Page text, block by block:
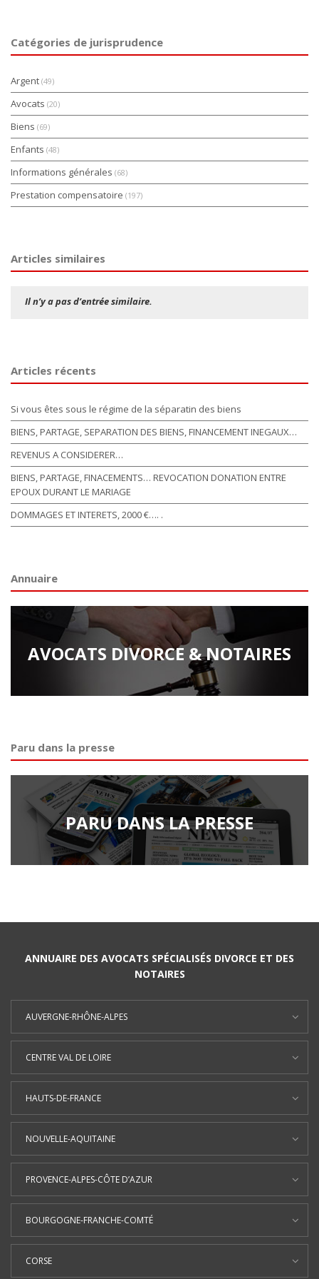
Catégories de jurisprudence
Argent (49)
Avocats (20)
Biens (69)
Enfants (48)
Informations générales (68)
Prestation compensatoire (197)
Articles similaires
Il n’y a pas d’entrée similaire.
Articles récents
Si vous êtes sous le régime de la séparatin des biens
BIENS, PARTAGE, SEPARATION DES BIENS, FINANCEMENT INEGAUX…
REVENUS A CONSIDERER…
BIENS, PARTAGE, FINACEMENTS… REVOCATION DONATION ENTRE
EPOUX DURANT LE MARIAGE
DOMMAGES ET INTERETS, 2000 €…. .
Annuaire
AVOCATS DIVORCE & NOTAIRES
Paru dans la presse
PARU DANS LA PRESSE
ANNUAIRE DES AVOCATS SPÉCIALISÉS DIVORCE ET DES
NOTAIRES
AUVERGNE-RHÔNE-ALPES
CENTRE VAL DE LOIRE
HAUTS-DE-FRANCE
NOUVELLE-AQUITAINE
PROVENCE-ALPES-CÔTE D’AZUR
BOURGOGNE-FRANCHE-COMTÉ
CORSE